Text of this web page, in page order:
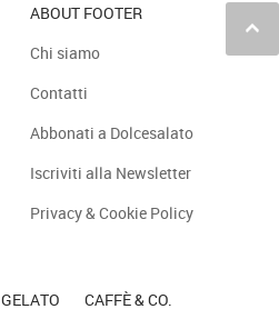
keyboard_arrow_up
ABOUT FOOTER
Chi siamo
Contatti
Abbonati a Dolcesalato
Iscriviti alla Newsletter
Privacy & Cookie Policy
GELATO CAFFÈ & CO.